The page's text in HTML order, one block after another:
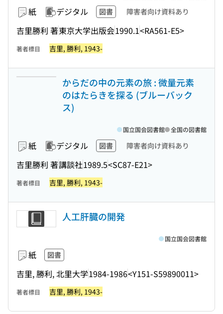
紙 デジタル 図書 障害者向け資料あり
吉里勝利 著東京大学出版会1990.1<RA561-E5>
著者標目 吉里, 勝利, 1943-
からだの中の元素の旅 : 微量元素
のはたらきを探る (ブルーバック
ス)
紙 デジタル 図書 障害者向け資料あり
吉里勝利 著講談社1989.5<SC87-E21>
国立国会図書館 全国の図書館
著者標目 吉里, 勝利, 1943-
人工肝臓の開発
紙 図書
吉里, 勝利, 北里大学1984-1986<Y151-S59890011>
国立国会図書館
著者標目 吉里, 勝利, 1943-